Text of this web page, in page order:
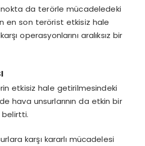
nokta da terörle mücadeledeki
en son terörist etkisiz hale
operasyonlarını aralıksız bir
etkisiz hale getirilmesindeki
hava unsurlarının da etkin bir
belirtti.
karşı kararlı mücadelesi